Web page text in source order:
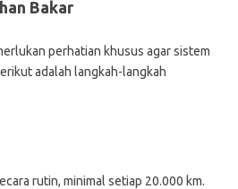
Bakar
perhatian khusus agar sistem
adalah langkah-langkah
rutin, minimal setiap 20.000 km.